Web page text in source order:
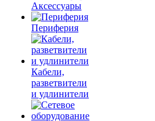
Аксессуары
Периферия
Кабели,
разветвители
и удлинители